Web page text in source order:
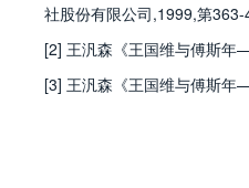
社股份有限公司,1999,第363-
[2] 王汎森《王国维与傅斯年
[3] 王汎森《王国维与傅斯年